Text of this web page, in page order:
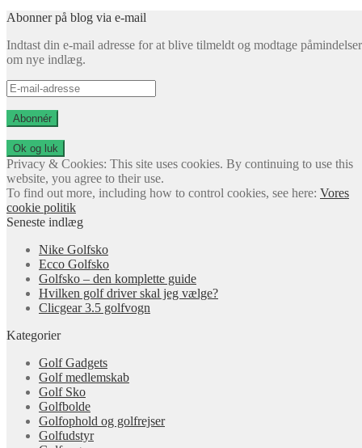
Abonner på blog via e-mail
Indtast din e-mail adresse for at blive tilmeldt og modtage påmindelser
om nye indlæg.
E-
mail-
adresse
Abonnér
Privacy & Cookies: This site uses cookies. By continuing to use this
website, you agree to their use.
To find out more, including how to control cookies, see here: Vores
cookie politik
Seneste indlæg
Nike Golfsko
Ecco Golfsko
Golfsko – den komplette guide
Hvilken golf driver skal jeg vælge?
Clicgear 3.5 golfvogn
Kategorier
Golf Gadgets
Golf medlemskab
Golf Sko
Golfbolde
Golfophold og golfrejser
Golfudstyr